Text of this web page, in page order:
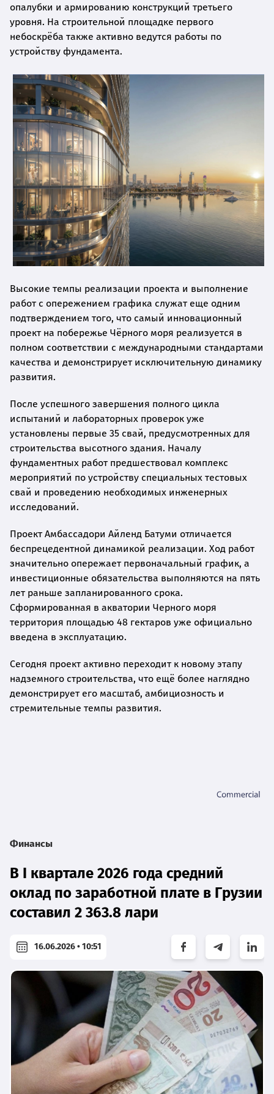
опалубки и армированию конструкций третьего
уровня. На строительной площадке первого
небоскрёба также активно ведутся работы по
устройству фундамента.
Высокие темпы реализации проекта и выполнение
работ с опережением графика служат еще одним
подтверждением того, что самый инновационный
проект на побережье Чёрного моря реализуется в
полном соответствии с международными стандартами
качества и демонстрирует исключительную динамику
развития.
После успешного завершения полного цикла
испытаний и лабораторных проверок уже
установлены первые 35 свай, предусмотренных для
строительства высотного здания. Началу
фундаментных работ предшествовал комплекс
мероприятий по устройству специальных тестовых
свай и проведению необходимых инженерных
исследований.
Проект Амбассадори Айленд Батуми отличается
беспрецедентной динамикой реализации. Ход работ
значительно опережает первоначальный график, а
инвестиционные обязательства выполняются на пять
лет раньше запланированного срока.
Сформированная в акватории Черного моря
территория площадью 48 гектаров уже официально
введена в эксплуатацию.
Сегодня проект активно переходит к новому этапу
надземного строительства, что ещё более наглядно
демонстрирует его масштаб, амбициозность и
стремительные темпы развития.
Финансы
В I квартале 2026 года средний
оклад по заработной плате в Грузии
составил 2 363.8 лари
16.06.2026 • 10:51